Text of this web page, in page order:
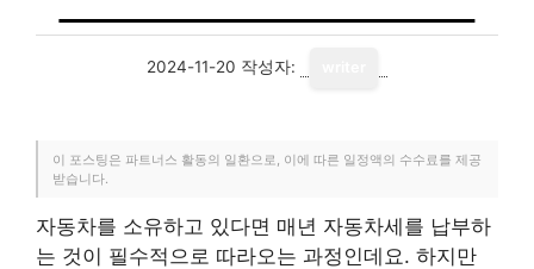
2024-11-20 작성자:
이 포스팅은 파트너스 활동의 일환으로, 이에 따른 일정액의 수수료를 제공
받습니다.
자동차를 소유하고 있다면 매년 자동차세를 납부하
는 것이 필수적으로 따라오는 과정인데요. 하지만